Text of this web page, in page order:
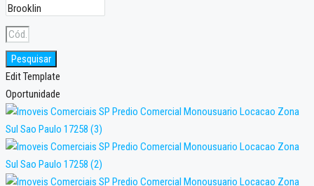
Pesquisar
Edit Template
Oportunidade